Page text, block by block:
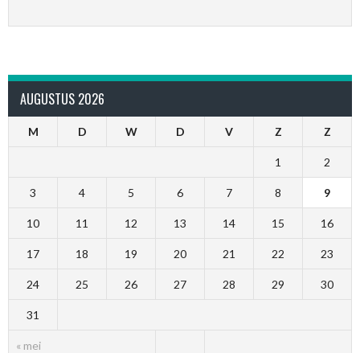
AUGUSTUS 2026
M D W D V Z Z
« mei
1 2
3 4 5 6 7 8 9
10 11 12 13 14 15 16
17 18 19 20 21 22 23
24 25 26 27 28 29 30
31